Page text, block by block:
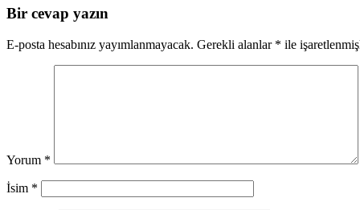
Bir cevap yazın
E-posta hesabınız yayımlanmayacak. Gerekli alanlar * ile
Yorum *
İsim *